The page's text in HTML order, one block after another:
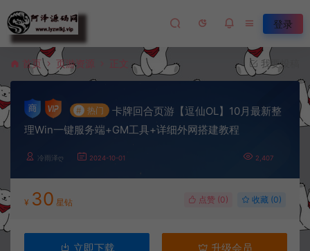
登录
首页 页游资源 正文 我要投稿
# 热门
卡牌回合页游【逗仙OL】10月最新整
理Win一键服务端+GM工具+详细外网搭建教程
冷雨泽ღ 2024-10-01 2,407
¥ 30 星钻 点赞 (0) 收藏 (0)
立即下载 升级会员